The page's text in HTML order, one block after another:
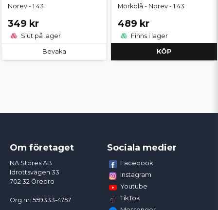
Norev - 1:43
349 kr
Slut på lager
Bevaka
Mörkblå - Norev - 1:43
489 kr
Finns i lager
KÖP
Om företaget
NA Stores AB
Idrottsvägen 33
702 32 Örebro
Org.nr: 559333-4757
Sociala medier
Facebook
Instagram
Youtube
TikTok